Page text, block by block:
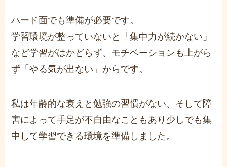
ハード面でも準備が必要です。
学習環境が整っていないと「集中力が続かない」
など学習がはかどらず、モチベーションも上がら
ず「やる気が出ない」からです。
私は年齢的な衰えと勉強の習慣がない、そして障
害によって手足が不自由なこともあり少しでも集
中して学習できる環境を準備しました。